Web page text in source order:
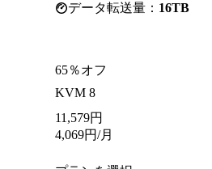
データ転送量： 16TB
65％オフ
KVM 8
11,579円
4,069円/月